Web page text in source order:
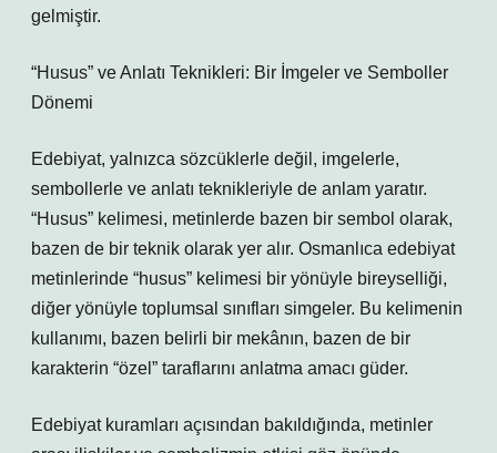
gelmiştir.
“Husus” ve Anlatı Teknikleri: Bir İmgeler ve Semboller
Dönemi
Edebiyat, yalnızca sözcüklerle değil, imgelerle,
sembollerle ve anlatı teknikleriyle de anlam yaratır.
“Husus” kelimesi, metinlerde bazen bir sembol olarak,
bazen de bir teknik olarak yer alır. Osmanlıca edebiyat
metinlerinde “husus” kelimesi bir yönüyle bireyselliği,
diğer yönüyle toplumsal sınıfları simgeler. Bu kelimenin
kullanımı, bazen belirli bir mekânın, bazen de bir
karakterin “özel” taraflarını anlatma amacı güder.
Edebiyat kuramları açısından bakıldığında, metinler